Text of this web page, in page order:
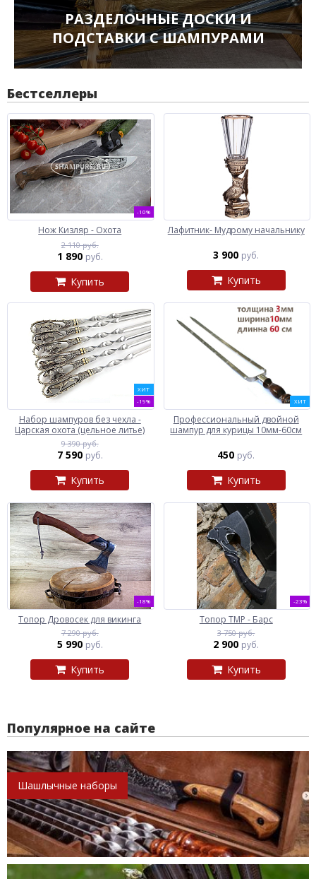
РАЗДЕЛОЧНЫЕ ДОСКИ И
ПОДСТАВКИ С ШАМПУРАМИ
Бестселлеры
-10%
Нож Кизляр - Охота
2 110 руб.
1 890 руб.
Купить
Лафитник- Мудрому начальнику
3 900 руб.
Купить
ХИТ
-19%
Набор шампуров без чехла -
Царская охота (цельное литье)
9 390 руб.
7 590 руб.
Купить
ХИТ
Профессиональный двойной
шампур для курицы 10мм-60см
450 руб.
Купить
-18%
Топор Дровосек для викинга
7 290 руб.
5 990 руб.
Купить
-23%
Топор ТМР - Барс
3 750 руб.
2 900 руб.
Купить
Популярное на сайте
Шашлычные наборы